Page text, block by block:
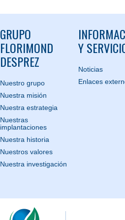
GRUPO
FLORIMOND
DESPREZ
Nuestro grupo
Nuestra misión
Nuestra estrategia
Nuestras
implantaciones
Nuestra historia
Nuestros valores
Nuestra investigación
Y
Noticias
Enlaces